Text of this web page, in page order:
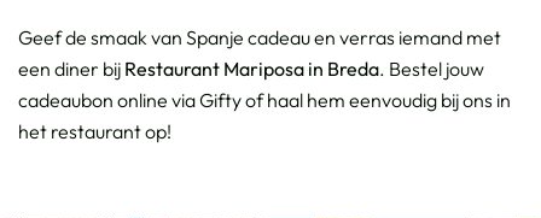
Geef de smaak van Spanje cadeau en verras iemand met
een diner bij Restaurant Mariposa in Breda. Bestel jouw
cadeaubon online via Gifty of haal hem eenvoudig bij ons in
het restaurant op!